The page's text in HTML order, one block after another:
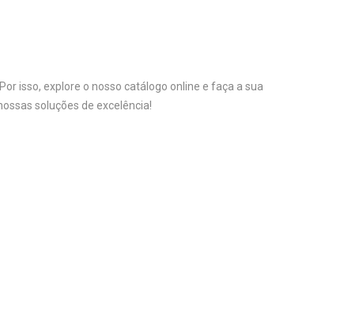
. Por isso, explore o nosso catálogo online e faça a sua
soluções de excelência!